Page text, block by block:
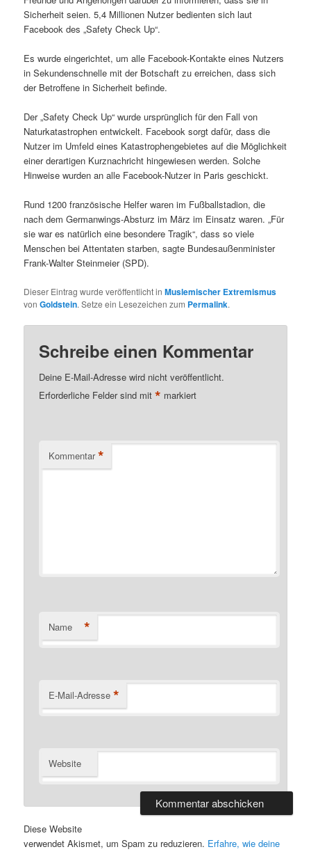
Sicherheit seien. 5,4 Millionen Nutzer bedienten sich laut
Facebook des „Safety Check Up“.
Es wurde eingerichtet, um alle Facebook-Kontakte eines Nutzers
in Sekundenschnelle mit der Botschaft zu erreichen, dass sich
der Betroffene in Sicherheit befinde.
Der „Safety Check Up“ wurde ursprünglich für den Fall von
Naturkatastrophen entwickelt. Facebook sorgt dafür, dass die
Nutzer im Umfeld eines Katastrophengebietes auf die Möglichkeit
einer derartigen Kurznachricht hingewiesen werden. Solche
Hinweise wurden an alle Facebook-Nutzer in Paris geschickt.
Rund 1200 französische Helfer waren im Fußballstadion, die
nach dem Germanwings-Absturz im März im Einsatz waren. „Für
sie war es natürlich eine besondere Tragik“, dass so viele
Menschen bei Attentaten starben, sagte Bundesaußenminister
Frank-Walter Steinmeier (SPD).
Dieser Eintrag wurde veröffentlicht inMuslemischer Extremismus
vonGoldstein. Setze ein Lesezeichen zum Permalink.
Schreibe einen Kommentar
Deine E-Mail-Adresse wird nicht veröffentlicht.
Erforderliche Felder sind mit* markiert
Kommentar *
Name *
E-Mail-Adresse *
Website
Diese Website
verwendet Akismet, um Spam zu reduzieren. Erfahre, wie deine